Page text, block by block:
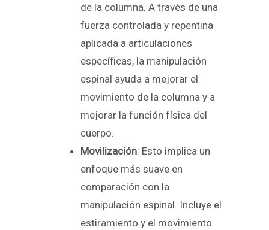
de la columna. A través de una
fuerza controlada y repentina
aplicada a articulaciones
específicas, la manipulación
espinal ayuda a mejorar el
movimiento de la columna y a
mejorar la función física del
cuerpo.
Movilización: Esto implica un
enfoque más suave en
comparación con la
manipulación espinal. Incluye el
estiramiento y el movimiento